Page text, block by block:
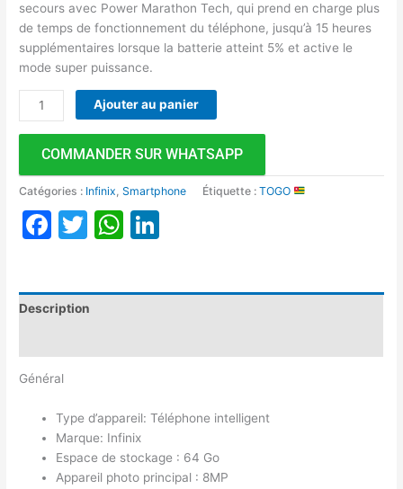
secours avec Power Marathon Tech, qui prend en charge plus
de temps de fonctionnement du téléphone, jusqu’à 15 heures
supplémentaires lorsque la batterie atteint 5% et active le
mode super puissance.
Ajouter au panier
COMMANDER SUR WHATSAPP
Catégories : Infinix ,Smartphone Étiquette :TOGO
Facebook
TwitterWhatsApp
Description
Général
Type d’appareil: Téléphone intelligent
Marque: Infinix
Espace de stockage : 64 Go
Appareil photo principal : 8MP